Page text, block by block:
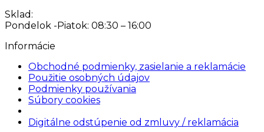
Sklad:
Pondelok -Piatok: 08:30 – 16:00
Informácie
Obchodné podmienky, zasielanie a reklamácie
Použitie osobných údajov
Podmienky používania
Súbory cookies
Digitálne odstúpenie od zmluvy / reklamácia